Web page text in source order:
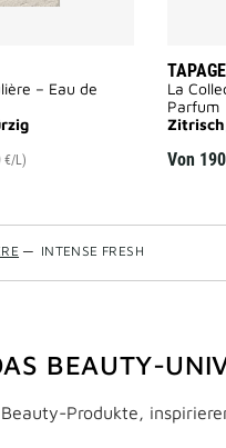
– Eau de
€/L)
La
Parfum
Von
— INTENSE FRESH
BEAUTY-
Produkte,